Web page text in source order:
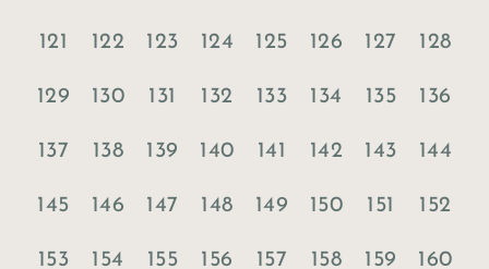
121 122 123 124 125 126 127 128
129 130 131 132 133 134 135 136
137 138 139 140 141 142 143 144
145 146 147 148 149 150 151 152
153 154 155 156 157 158 159 160